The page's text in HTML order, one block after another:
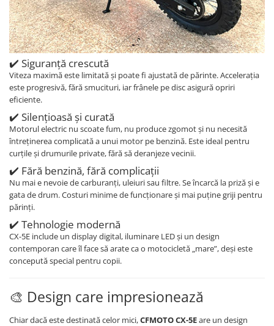
✔️ Siguranță crescută
Viteza maximă este limitată și poate fi ajustată de părinte. Accelerația
este progresivă, fără smucituri, iar frânele pe disc asigură opriri
eficiente.
✔️ Silențioasă și curată
Motorul electric nu scoate fum, nu produce zgomot și nu necesită
întreținerea complicată a unui motor pe benzină. Este ideal pentru
curțile și drumurile private, fără să deranjeze vecinii.
✔️ Fără benzină, fără complicații
Nu mai e nevoie de carburanți, uleiuri sau filtre. Se încarcă la priză și e
gata de drum. Costuri minime de funcționare și mai puține griji pentru
părinți.
✔️ Tehnologie modernă
CX-5E include un display digital, iluminare LED și un design
contemporan care îl face să arate ca o motocicletă „mare”, deși este
concepută special pentru copii.
🎨 Design care impresionează
Chiar dacă este destinată celor mici,CFMOTO CX-5Eare un design